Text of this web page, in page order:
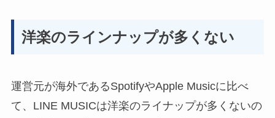
洋楽のラインナップが多くない
運営元が海外であるSpotifyやApple Musicに比べ
て、 LINE MUSICは洋楽のライナップが多くないの